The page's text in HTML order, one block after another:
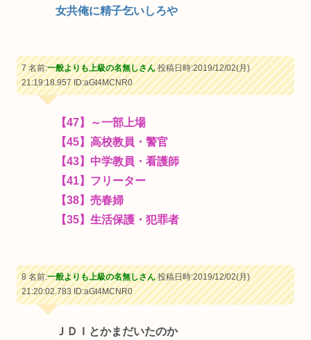
女共俺に精子乞いしろや
7 名前:一般よりも上級の名無しさん投稿日時:2019/12/02(月)
21:19:18.957ID:aGt4MCNR0
【47】～一部上場
【45】高校教員・警官
【43】中学教員・看護師
【41】フリーター
【38】売春婦
【35】生活保護・犯罪者
8 名前:一般よりも上級の名無しさん投稿日時:2019/12/02(月)
21:20:02.783ID:aGt4MCNR0
ＪＤＩとかまだいたのか